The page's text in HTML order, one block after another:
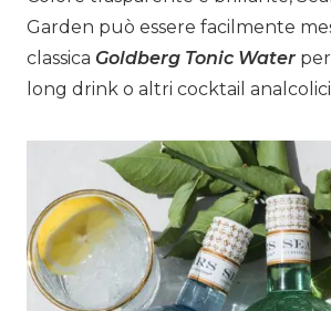
Garden può essere facilmente
classica Goldberg Tonic Water
long drink o altri cocktail